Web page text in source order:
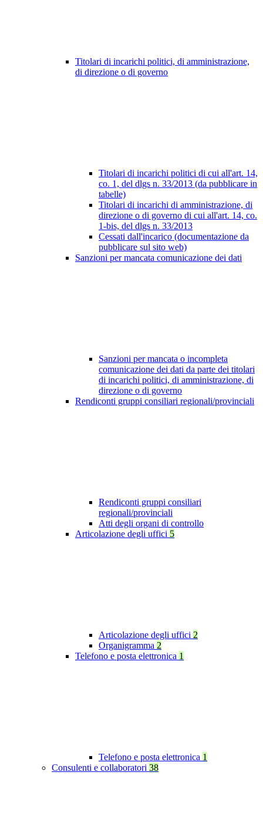
Titolari di incarichi politici, di amministrazione,
di direzione o di governo
Titolari di incarichi politici di cui all'art. 14,
co. 1, del dlgs n. 33/2013 (da pubblicare in
tabelle)
Titolari di incarichi di amministrazione, di
direzione o di governo di cui all'art. 14, co.
1-bis, del dlgs n. 33/2013
Cessati dall'incarico (documentazione da
pubblicare sul sito web)
Sanzioni per mancata comunicazione dei dati
Sanzioni per mancata o incompleta
comunicazione dei dati da parte dei titolari
di incarichi politici, di amministrazione, di
direzione o di governo
Rendiconti gruppi consiliari regionali/provinciali
Rendiconti gruppi consiliari
regionali/provinciali
Atti degli organi di controllo
Articolazione degli uffici 5
Articolazione degli uffici 2
Organigramma 2
Telefono e posta elettronica 1
Telefono e posta elettronica 1
Consulenti e collaboratori 38